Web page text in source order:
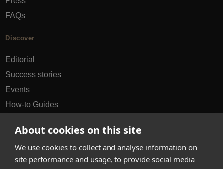
About cookies on this site
We use cookies to collect and analyse information on
site performance and usage, to provide social media
FAQs
Discover
Editorial
Success stories
Events
How-to Guides
hello@appearhere.co.uk